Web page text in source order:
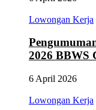
Lowongan Kerja
2026 BBWS
6 April 2026
Lowongan Kerja